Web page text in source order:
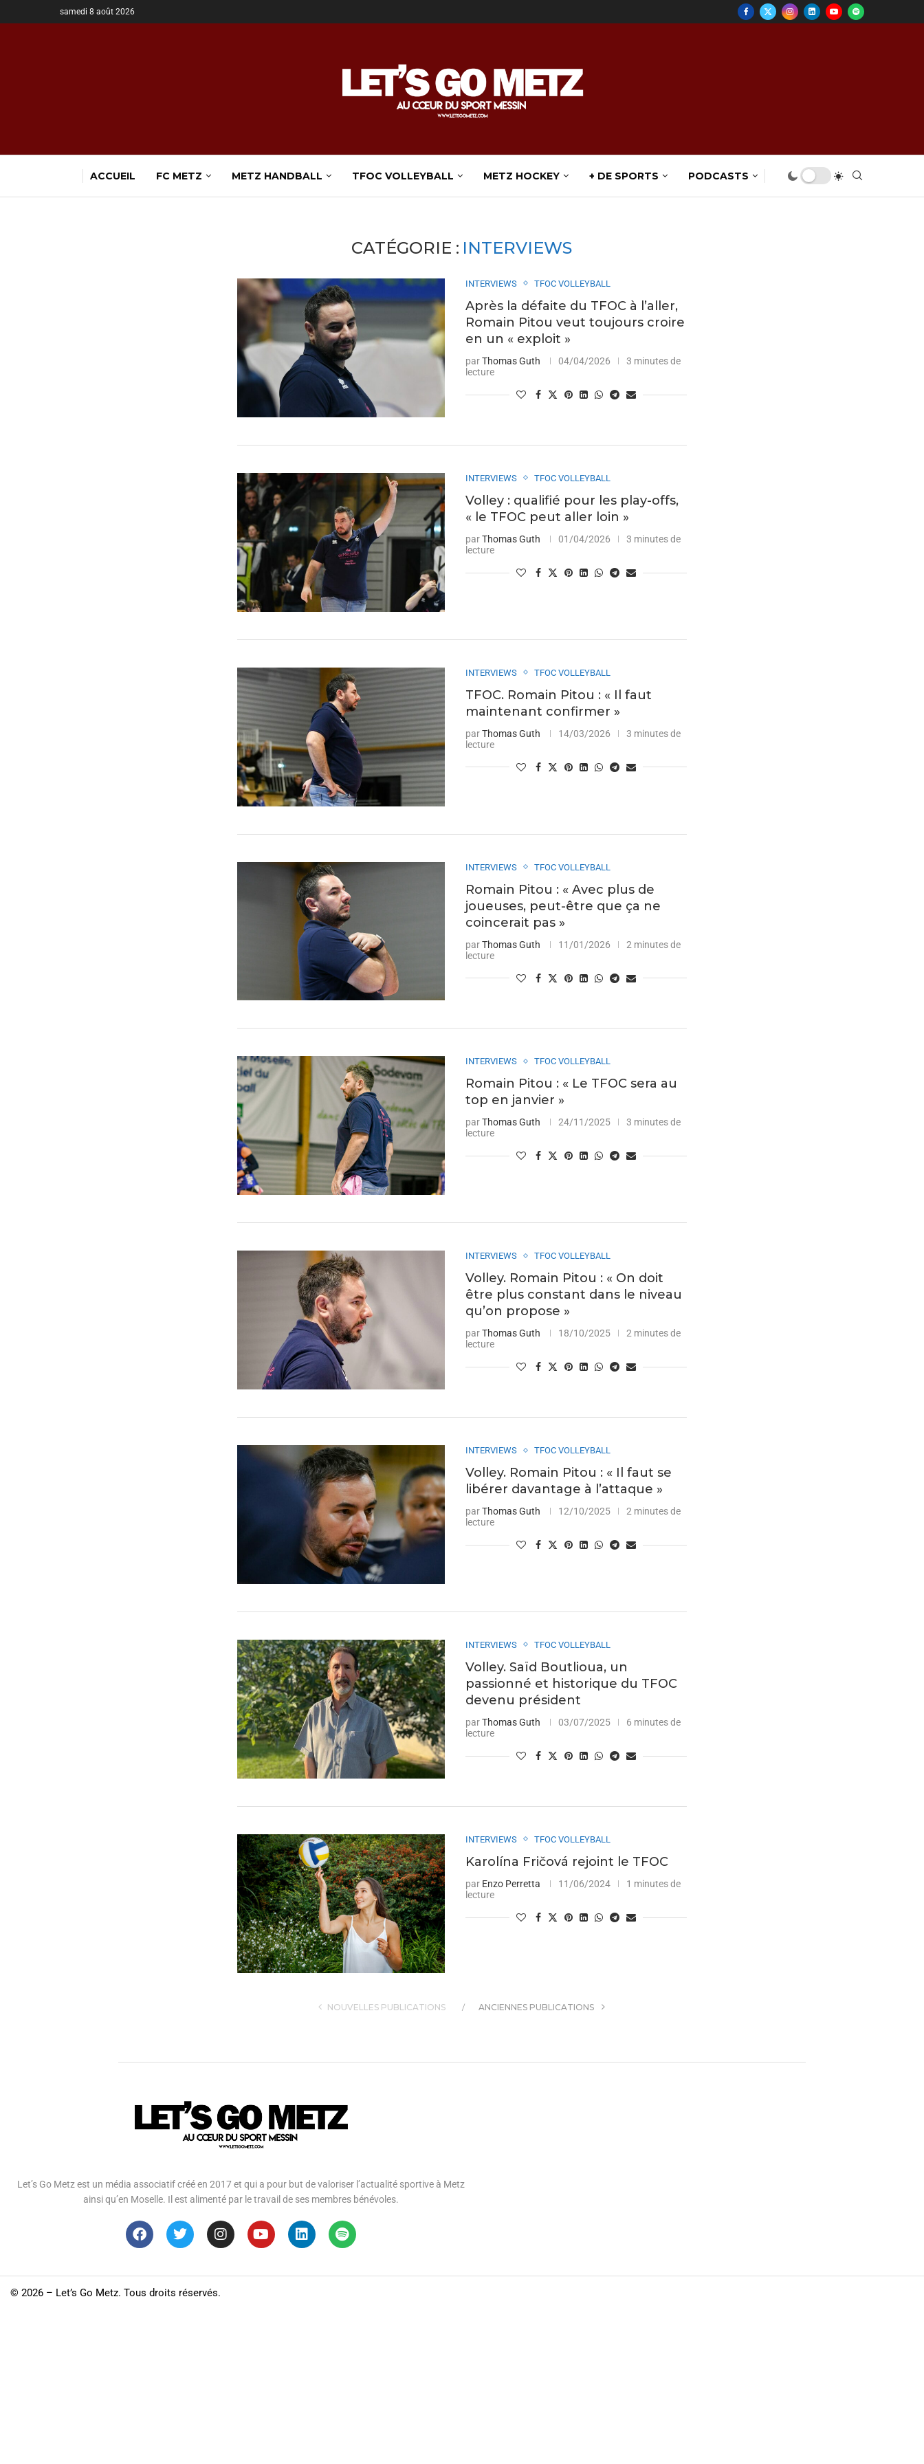
samedi 8 août 2026
ACCUEIL FC METZ METZ HANDBALL TFOC VOLLEYBALL METZ HOCKEY + DE SPORTS PODCASTS
CATÉGORIE : INTERVIEWS
INTERVIEWS TFOC VOLLEYBALL
Après la défaite du TFOC à l’aller,
Romain Pitou veut toujours croire
en un « exploit »
parThomas Guth 04/04/2026
3 minutes de
lecture
INTERVIEWS TFOC VOLLEYBALL
Volley : qualifié pour les play-offs,
« le TFOC peut aller loin »
parThomas Guth 01/04/2026
3 minutes de
lecture
INTERVIEWS TFOC VOLLEYBALL
TFOC. Romain Pitou : « Il faut
maintenant confirmer »
parThomas Guth 14/03/2026
3 minutes de
lecture
INTERVIEWS TFOC VOLLEYBALL
Romain Pitou : « Avec plus de
joueuses, peut-être que ça ne
coincerait pas »
parThomas Guth 11/01/2026
2 minutes de
lecture
INTERVIEWS TFOC VOLLEYBALL
Romain Pitou : « Le TFOC sera au
top en janvier »
parThomas Guth 24/11/2025
3 minutes de
lecture
INTERVIEWS TFOC VOLLEYBALL
Volley. Romain Pitou : « On doit
être plus constant dans le niveau
qu’on propose »
parThomas Guth 18/10/2025
2 minutes de
lecture
INTERVIEWS TFOC VOLLEYBALL
Volley. Romain Pitou : « Il faut se
libérer davantage à l’attaque »
parThomas Guth 12/10/2025
2 minutes de
lecture
INTERVIEWS TFOC VOLLEYBALL
Volley. Saïd Boutlioua, un
passionné et historique du TFOC
devenu président
parThomas Guth 03/07/2025
6 minutes de
lecture
INTERVIEWS TFOC VOLLEYBALL
Karolína Fričová rejoint le TFOC
par Enzo Perretta 11/06/2024
1 minutes de
lecture
NOUVELLES PUBLICATIONS ANCIENNES PUBLICATIONS
Let’s Go Metz est un média associatif créé en 2017 et qui a pour but de valoriser l’actualité sportive à Metz
ainsi qu’en Moselle. Il est alimenté par le travail de ses membres bénévoles.
© 2026 – Let’s Go Metz. Tous droits réservés.